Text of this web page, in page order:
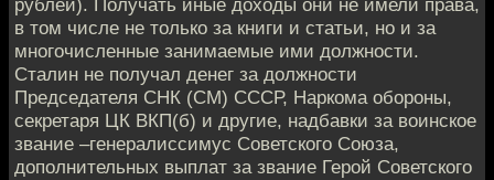
в том числе не только за книги и статьи, но и за
многочисленные занимаемые ими должности.
Сталин не получал денег за должности
Председателя СНК (СМ) СССР, Наркома обороны,
секретаря ЦК ВКП(б) и другие, надбавки за воинское
звание –генералиссимус Советского Союза,
дополнительных выплат за звание Герой Советского